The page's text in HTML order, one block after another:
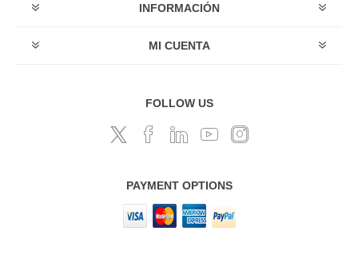
INFORMACIÓN
MI CUENTA
FOLLOW US
PAYMENT OPTIONS